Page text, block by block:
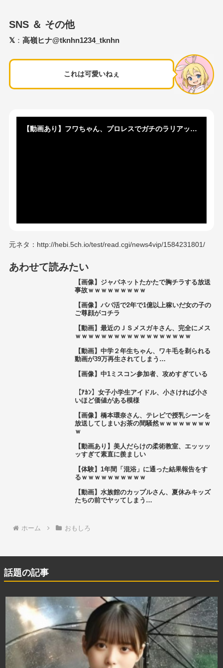
SNS ＆ その他
𝕏 ：高嶺ヒナ@tknhn1234_tknhn
これは可愛いねぇ
【動画あり】フワちゃん、プロレスでガチのラリアットを食らいイッてしまう…
元ネタ：http://hebi.5ch.io/test/read.cgi/news4vip/1584231801/
あわせて読みたい
【画像】ジャパネットたかたで胸チラする放送
事故ｗｗｗｗｗｗｗｗｗ
【画像】パパ活で2年で1億以上稼いだ女の子の
ご尊顔がコチラ
【動画】最近のＪＳメスガキさん、完全にメス
ｗｗｗｗｗｗｗｗｗｗｗｗｗｗｗｗｗｗ
【動画】中学２年生ちゃん、ワキ毛を剃られる
動画が39万再生されてしまう…
【画像】中1ミスコン参加者、攻めすぎている
【ｱｶﾝ】女子小学生アイドル、小さければ小さ
いほど価値がある模様
【画像】橋本環奈さん、テレビで授乳シーンを
放送してしまいお茶の間騒然ｗｗｗｗｗｗｗｗ
ｗ
【動画あり】美人だらけの柔術教室、エッッッ
ッすぎて素直に羨ましい
【体験】1年間「混浴」に通った結果報告をす
るｗｗｗｗｗｗｗｗｗｗ
【動画】水族館のカップルさん、夏休みキッズ
たちの前でヤッてしまう…
ホーム おもしろ
話題の記事